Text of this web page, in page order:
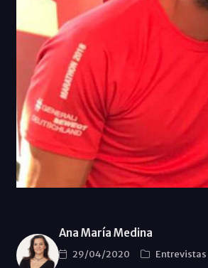
Ana María Medina
29/04/2020 Entrevistas